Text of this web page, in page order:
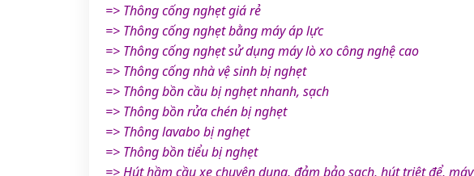
=> Thông cống nghẹt giá rẻ
=> Thông cống nghẹt bằng máy áp lực
=> Thông cống nghẹt sử dụng máy lò xo công nghệ cao
=> Thông cống nhà vệ sinh bị nghẹt
=> Thông bồn cầu bị nghẹt nhanh, sạch
=> Thông bồn rửa chén bị nghẹt
=> Thông lavabo bị nghẹt
=> Thông bồn tiểu bị nghẹt
=> Hút hầm cầu xe chuyên dụng, đảm bảo sạch, hút triệt để,